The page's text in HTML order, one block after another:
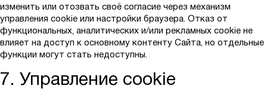
изменить или отозвать своё согласие через механизм
управления cookie или настройки браузера. Отказ от
функциональных, аналитических и/или рекламных cookie не
влияет на доступ к основному контенту Сайта, но отдельные
функции могут стать недоступны.
7. Управление cookie